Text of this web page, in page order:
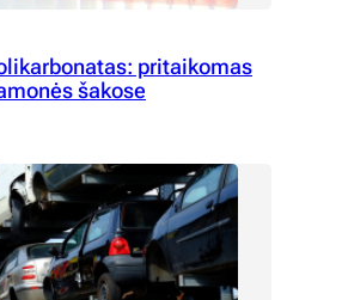
pritaikomas
šakose